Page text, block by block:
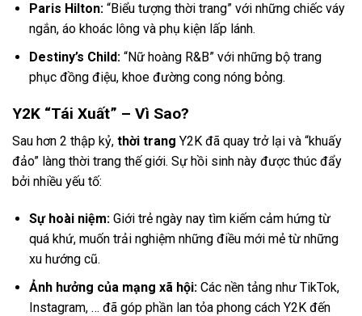
Paris Hilton:“Biểu tượng thời trang” với những chiếc váy
ngắn, áo khoác lông và phụ kiện lấp lánh.
Destiny’s Child:“Nữ hoàng R&B” với những bộ trang
phục đồng điệu, khoe đường cong nóng bỏng.
Y2K “Tái Xuất” – Vì Sao?
Sau hơn 2 thập kỷ, thời trang Y2K đã quay trở lại và “khuấy
đảo” làng thời trang thế giới. Sự hồi sinh này được thúc đẩy
bởi nhiều yếu tố:
Sự hoài niệm:Giới trẻ ngày nay tìm kiếm cảm hứng từ
quá khứ, muốn trải nghiệm những điều mới mẻ từ những
xu hướng cũ.
Ảnh hưởng của mạng xã hội:Các nền tảng như TikTok,
Instagram, … đã góp phần lan tỏa phong cách Y2K đến